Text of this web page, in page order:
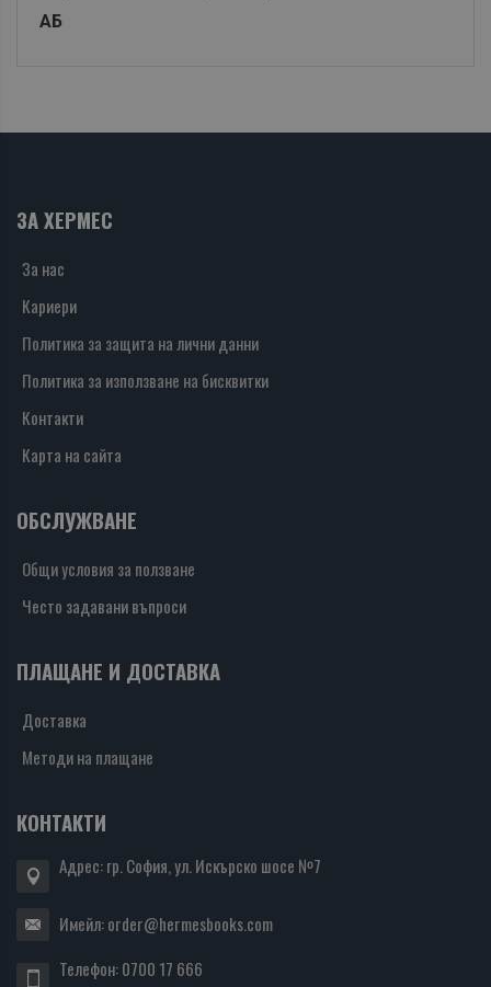
АБ
ЗА ХЕРМЕС
За нас
Кариери
Политика за защита на лични данни
Политика за използване на бисквитки
Контакти
Карта на сайта
ОБСЛУЖВАНЕ
Общи условия за ползване
Често задавани въпроси
ПЛАЩАНЕ И ДОСТАВКА
Доставка
Методи на плащане
КОНТАКТИ
Адрес: гр. София, ул. Искърско шосе №7
Имейл:order@hermesbooks.com
Телефон:0700 17 666